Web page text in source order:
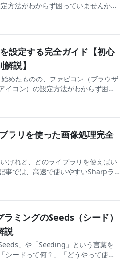
方法がわからず困っていませんか？
ケージを使った最も簡単な方法か
設定する完全ガイド【初心
説】
めたものの、ファビコン（ブラウザ
イコン）の設定方法がわからず困っ
Next.jsのバージョンに応じたファビ
ラリを使った画像処理完全
けれど、どのライブラリを使えばい
事では、高速で使いやすいSharpラ
にもわかりやすく解説します。
ラミングのSeeds（シード）
説
」や「Seeding」という言葉を
シードって何？」「どうやって使う
心者の方も多いのではないでしょう